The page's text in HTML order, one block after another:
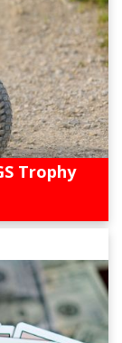
Trophy